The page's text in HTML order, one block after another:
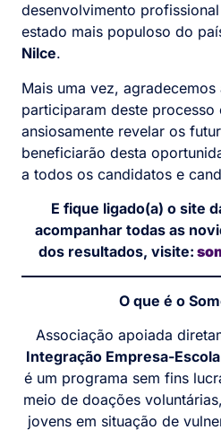
desenvolvimento
estado mais populoso do
Nilce.
Mais uma vez,
participaram deste processo
ansiosamente revelar os
beneficiarão desta
a todos os candidatos e
E fique ligado(a) o site
acompanhar todas as
dos resultados, visite:
O que é o
Associação apoiada
Integração Empresa-Escola
é um programa sem fins
meio de doações
jovens em situação de